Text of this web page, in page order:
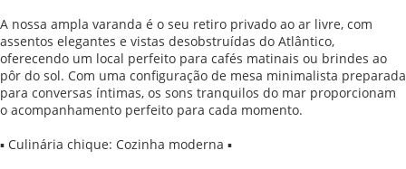
A nossa ampla varanda é o seu retiro privado ao ar livre, com
assentos elegantes e vistas desobstruídas do Atlântico,
oferecendo um local perfeito para cafés matinais ou brindes ao
pôr do sol. Com uma configuração de mesa minimalista preparada
para conversas íntimas, os sons tranquilos do mar proporcionam
o acompanhamento perfeito para cada momento.
▪ Culinária chique: Cozinha moderna ▪